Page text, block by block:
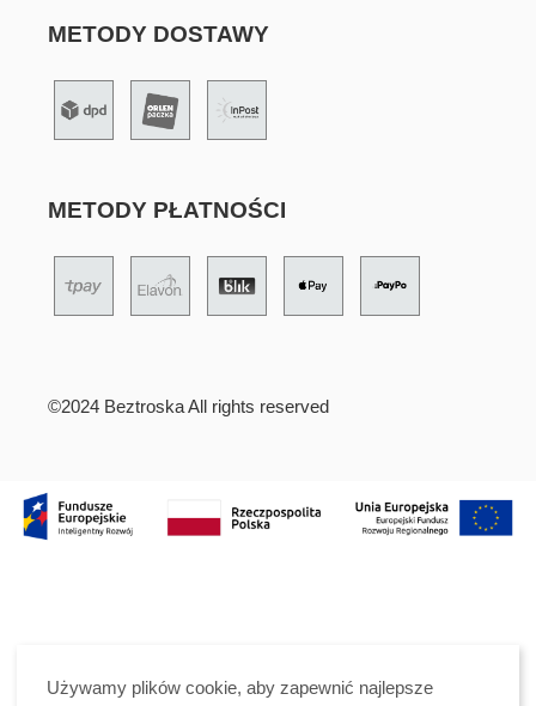
METODY DOSTAWY
METODY PŁATNOŚCI
©2024 Beztroska All rights reserved
Używamy plików cookie, aby zapewnić najlepsze